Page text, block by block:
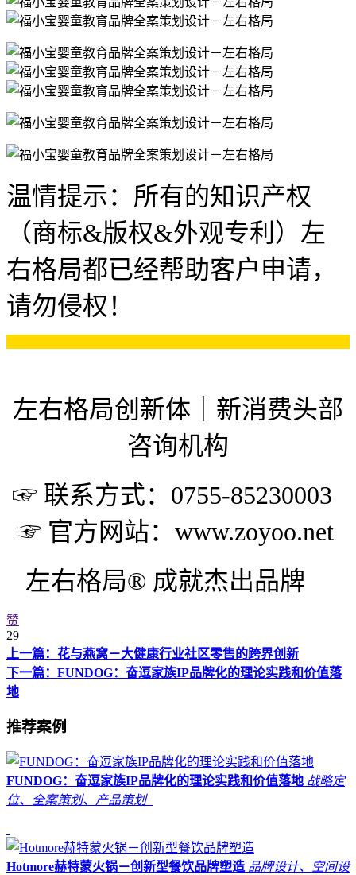
温情提示：所有的知识产权
（商标&版权&外观专利）左
右格局都已经帮助客户申请，
请勿侵权！
左右格局创新体｜新消费头部
咨询机构
☞ 联系方式：0755-85230003
☞ 官方网站：www.zoyoo.net
左右格局® 成就杰出品牌
赞
29
上一篇：花与燕窝－大健康行业社区零售的跨界创新
下一篇：FUNDOG：奋逗家族IP品牌化的理论实践和价值落
地
推荐案例
FUNDOG：奋逗家族IP品牌化的理论实践和价值落地 战略定
位、全案策划、产品策划
Hotmore赫特蒙火锅－创新型餐饮品牌塑造 品牌设计、空间设